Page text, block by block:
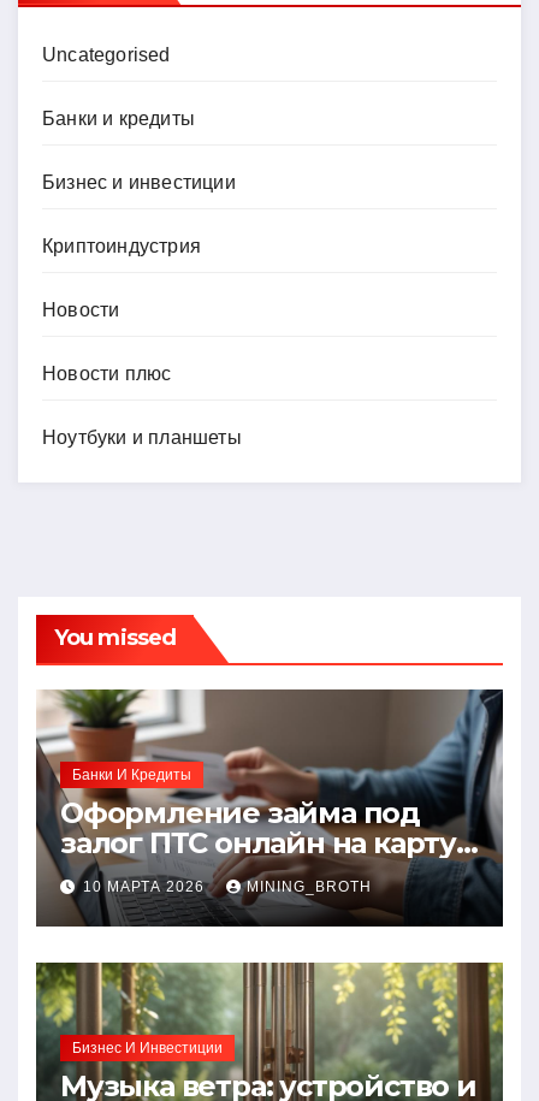
Uncategorised
Банки и кредиты
Бизнес и инвестиции
Криптоиндустрия
Новости
Новости плюс
Ноутбуки и планшеты
You missed
Банки И Кредиты
Оформление займа под
залог ПТС онлайн на карту
без визита в офис: порядок,
требования и документы
10 МАРТА 2026 MINING_BROTH
Бизнес И Инвестиции
Музыка ветра: устройство и